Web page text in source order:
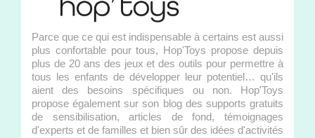
Parce que ce qui est indispensable à certains est aussi
plus confortable pour tous, Hop'Toys propose depuis
plus de 20 ans des jeux et des outils pour permettre à
tous les enfants de développer leur potentiel… qu'ils
aient des besoins spécifiques ou non. Hop'Toys
propose également sur son blog des supports gratuits
de sensibilisation, articles de fond, témoignages
d'experts et de familles et bien sûr des idées d'activités